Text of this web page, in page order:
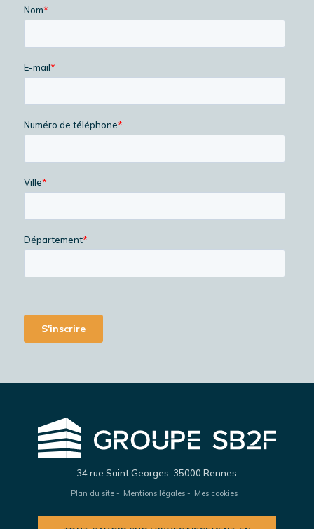
34 rue Saint Georges, 35000 Rennes
Plan du site Mentions légales Mes cookies